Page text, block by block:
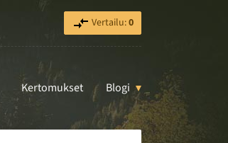
Vertailu:0
Kertomukset Blogi